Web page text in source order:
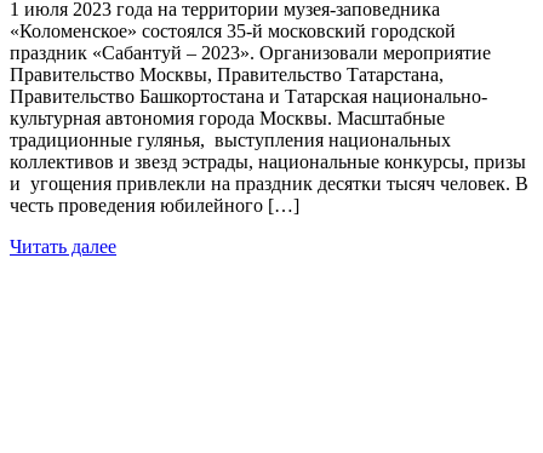
1 июля 2023 года на территории музея-заповедника
«Коломенское» состоялся 35-й московский городской
праздник «Сабантуй – 2023». Организовали мероприятие
Правительство Москвы, Правительство Татарстана,
Правительство Башкортостана и Татарская национально-
культурная автономия города Москвы. Масштабные
традиционные гулянья, выступления национальных
коллективов и звезд эстрады, национальные конкурсы, призы
и угощения привлекли на праздник десятки тысяч человек. В
честь проведения юбилейного […]
Читать далее